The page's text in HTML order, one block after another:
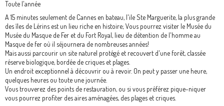
Toute l'année
A 15 minutes seulement de Cannes en bateau, l'ile Ste Marguerite, la plus grande
des îles de Lérins est un lieu riche en histoire; Vous pourrez visiter le Musée du
Musée du Masque de Fer et du Fort Royal, lieu de détention de l'homme au
Masque de fer où il séjournera de nombreuses années!
Mais aussi parcourir un site naturel protégé et recouvert d'une forêt, classée
réserve biologique, bordée de criques et plages.
Un endroit exceptionnel à découvrir ou à revoir. On peut y passer une heure,
quelques heures ou toute une journée.
Vous trouverez des points de restauration, ou si vous préférez pique-niquer
vous pourrez profiter des aires aménagées, des plages et criques.